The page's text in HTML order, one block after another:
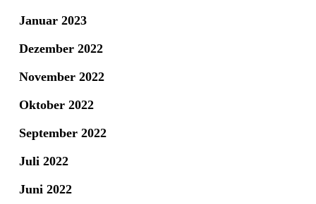
Januar 2023
Dezember 2022
November 2022
Oktober 2022
September 2022
Juli 2022
Juni 2022